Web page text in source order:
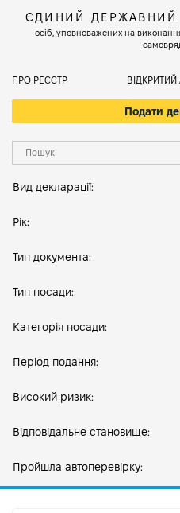
ЄДИНИЙ ДЕРЖАВНИЙ
осіб, уповноважених на
ПРО РЕЄСТР ВІДКРИТИЙ
Подати
Вид декларації:
Рік:
Тип документа:
Тип посади:
Категорія посади:
Період подання:
Високий ризик:
Відповідальне становище:
Пройшла автоперевірку: